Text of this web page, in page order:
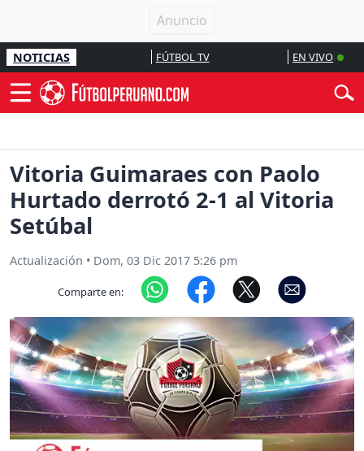
NOTICIAS FÚTBOL TV EN VIVO
Vitoria Guimaraes con Paolo
Hurtado derrotó 2-1 al Vitoria
Setúbal
Actualización • Dom, 03 Dic 2017 5:26 pm
Comparte en: